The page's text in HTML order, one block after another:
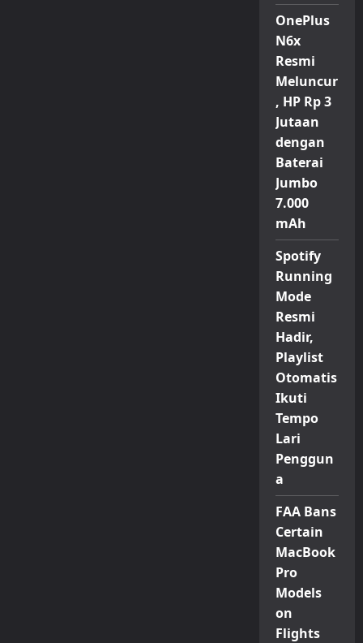
OnePlus
N6x
Resmi
Meluncur
, HP Rp 3
Jutaan
dengan
Baterai
Jumbo
7.000
mAh
Spotify
Running
Mode
Resmi
Hadir,
Playlist
Otomatis
Ikuti
Tempo
Lari
Penggun
a
FAA Bans
Certain
MacBook
Pro
Models
on
Flights